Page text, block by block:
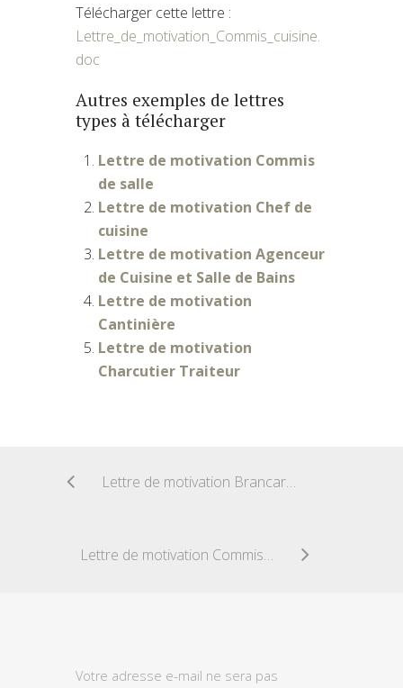
Télécharger cette lettre :
Lettre_de_motivation_Commis_cuisine.
doc
Autres exemples de lettres
types à télécharger
Lettre de motivation Commis
de salle
Lettre de motivation Chef de
cuisine
Lettre de motivation Agenceur
de Cuisine et Salle de Bains
Lettre de motivation
Cantinière
Lettre de motivation
Charcutier Traiteur
Lettre de motivation Brancardier
Lettre de motivation Commis de salle
Votre adresse e-mail ne sera pas